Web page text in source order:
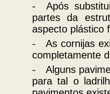
- Após
partes da
aspecto plástico
- As cornijas
completamente
- Alguns
para tal o